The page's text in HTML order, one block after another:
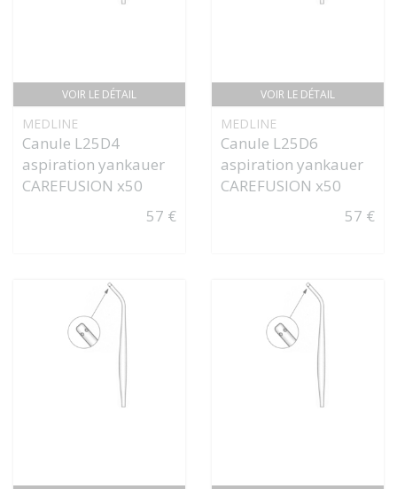
VOIR LE DÉTAIL
MEDLINE
Canule L25D4
aspiration yankauer
CAREFUSION x50
57 €
VOIR LE DÉTAIL
MEDLINE
Canule L25D6
aspiration yankauer
CAREFUSION x50
57 €